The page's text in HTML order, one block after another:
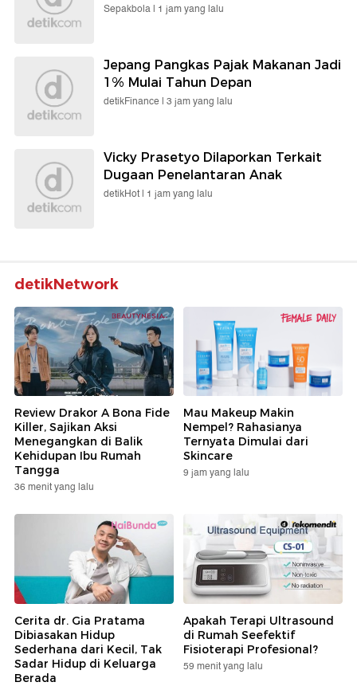
Sepakbola | 1 jam yang lalu
Jepang Pangkas Pajak Makanan Jadi
1% Mulai Tahun Depan
detikFinance | 3 jam yang lalu
Vicky Prasetyo Dilaporkan Terkait
Dugaan Penelantaran Anak
detikHot | 1 jam yang lalu
detikNetwork
Review Drakor A Bona Fide
Killer, Sajikan Aksi
Menegangkan di Balik
Kehidupan Ibu Rumah
Tangga
36 menit yang lalu
Mau Makeup Makin
Nempel? Rahasianya
Ternyata Dimulai dari
Skincare
9 jam yang lalu
Cerita dr. Gia Pratama
Dibiasakan Hidup
Sederhana dari Kecil, Tak
Sadar Hidup di Keluarga
Berada
Apakah Terapi Ultrasound
di Rumah Seefektif
Fisioterapi Profesional?
59 menit yang lalu